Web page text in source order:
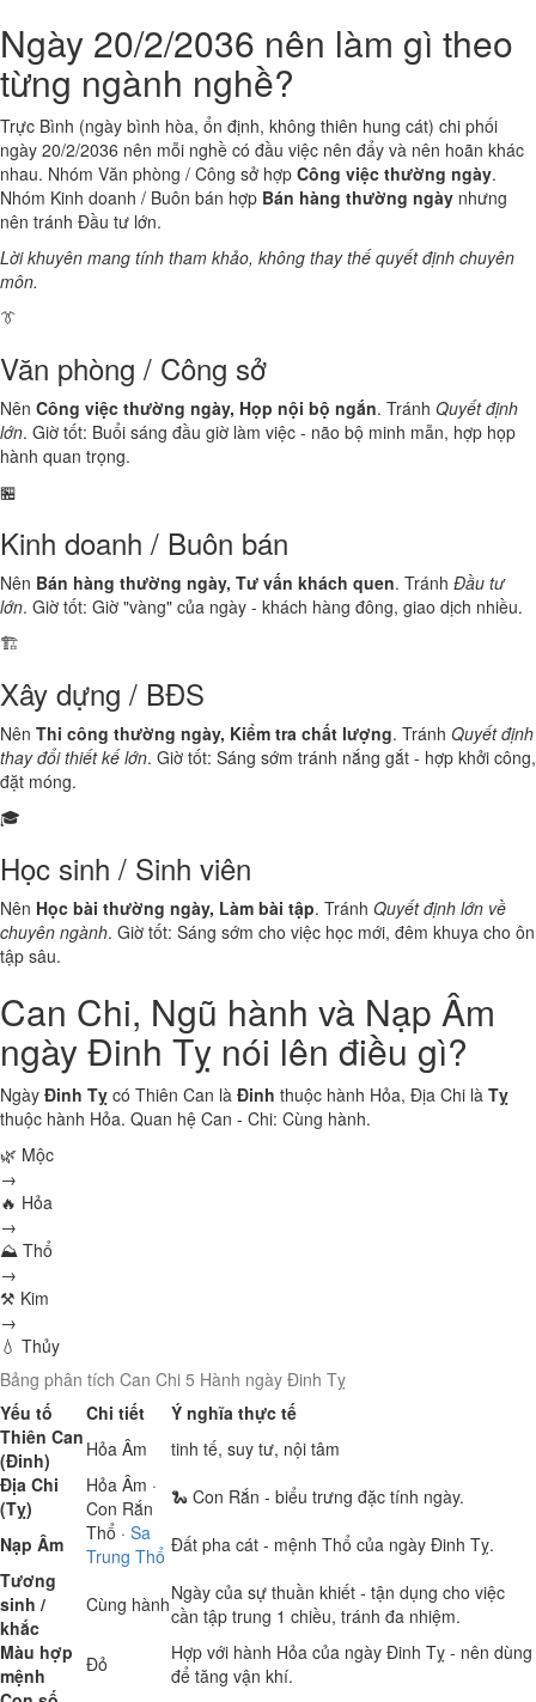
Ngày 20/2/2036 nên làm gì theo
từng ngành nghề?
Trực Bình (ngày bình hòa, ổn định, không thiên hung cát) chi phối
ngày 20/2/2036 nên mỗi nghề có đầu việc nên đẩy và nên hoãn khác
nhau. Nhóm Văn phòng / Công sở hợp Công việc thường ngày.
Nhóm Kinh doanh / Buôn bán hợp Bán hàng thường ngày nhưng
nên tránh Đầu tư lớn.
Lời khuyên mang tính tham khảo, không thay thế quyết định chuyên
môn.
👔
Văn phòng / Công sở
Nên Công việc thường ngày, Họp nội bộ ngắn. Tránh Quyết định
lớn. Giờ tốt: Buổi sáng đầu giờ làm việc - não bộ minh mẫn, hợp họp
hành quan trọng.
🏪
Kinh doanh / Buôn bán
Nên Bán hàng thường ngày, Tư vấn khách quen. Tránh Đầu tư
lớn. Giờ tốt: Giờ "vàng" của ngày - khách hàng đông, giao dịch nhiều.
🏗️
Xây dựng / BĐS
Nên Thi công thường ngày, Kiểm tra chất lượng. Tránh Quyết định
thay đổi thiết kế lớn. Giờ tốt: Sáng sớm tránh nắng gắt - hợp khởi công,
đặt móng.
🎓
Học sinh / Sinh viên
Nên Học bài thường ngày, Làm bài tập. Tránh Quyết định lớn về
chuyên ngành. Giờ tốt: Sáng sớm cho việc học mới, đêm khuya cho ôn
tập sâu.
Can Chi, Ngũ hành và Nạp Âm
ngày Đinh Tỵ nói lên điều gì?
Ngày Đinh Tỵ có Thiên Can là Đinh thuộc hành Hỏa, Địa Chi là Tỵ
thuộc hành Hỏa. Quan hệ Can - Chi: Cùng hành.
🌿 Mộc
→
🔥 Hỏa
→
⛰ Thổ
→
⚒ Kim
→
💧 Thủy
Bảng phân tích Can Chi 5 Hành ngày Đinh Tỵ
Yếu tố
Chi tiết
Ý nghĩa thực tế
Thiên Can
(Đinh)
Hỏa Âm
tinh tế, suy tư, nội tâm
Địa Chi
(Tỵ)
Hỏa Âm ·
Con Rắn
🐍 Con Rắn - biểu trưng đặc tính ngày.
Nạp Âm
Thổ · Sa
Trung Thổ Đất pha cát - mệnh Thổ của ngày Đinh Tỵ.
Tương
sinh /
khắc
Cùng hànhNgày của sự thuần khiết - tận dụng cho việc
cần tập trung 1 chiều, tránh đa nhiệm.
Màu hợp
mệnh
Đỏ
Hợp với hành Hỏa của ngày Đinh Tỵ - nên dùng
để tăng vận khí.